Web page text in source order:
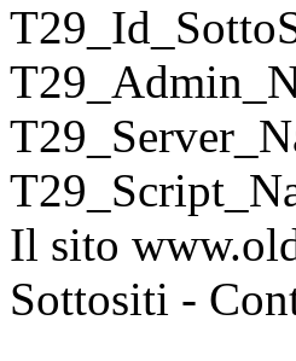
Il sito
Sottositi -